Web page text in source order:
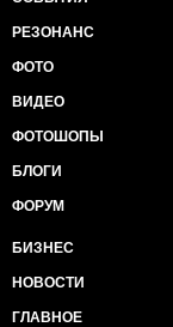
РЕЗОНАНС
ФОТО
ВИДЕО
ФОТОШОПЫ
БЛОГИ
ФОРУМ
БИЗНЕС
НОВОСТИ
ГЛАВНОЕ